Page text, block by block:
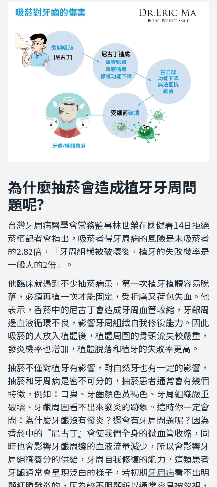
為什麼抽菸會造成植牙牙周問
題呢?
台灣牙周病醫學會常務監事林世榮在國健署14日拒絕
菸檳記者會指出，吸菸者得牙周病的風險是未吸菸者
的2.82倍，「牙周組織被破壞後，植牙的失敗機率是
一般人的2倍」。
他臨床就遇到不少抽菸病患，第一次植牙植體容易脫
落，必須再植一次才能固定，受折磨又荷包失血。他
表示，香菸中的尼古丁會造成牙周血管收縮，牙齦周
邊血液循環不良，影響牙周組織自我修復能力。因此
吸菸的人放入植體後，植體周圍的骨頭流失較嚴重，
發炎機率也增加，植體脫落和植牙的失敗率更高。
抽菸不僅對植牙有影響，對自然牙也有一定的影響，
抽菸和牙周病是密不可分的，抽菸患者通常會有幾個
特徵，例如：口臭、牙齒顏色黃褐色、牙周組織嚴重
破壞、牙齦周圍看不出來發炎的跡象。這時你一定會
問：為什麼牙齦沒有發炎？還會有牙周問題呢？因為
香菸中的『尼古丁』會使我們全身的微血管收縮，同
時也會影響牙齦周邊的血液流量減少，所以會影響牙
周組織養分的供給，牙周自我修復的能力，這類患者
牙齦通常會呈現泛白的樣子，若初期牙周病看不出明